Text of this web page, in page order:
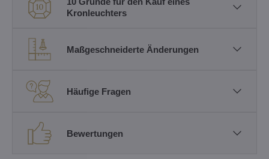
Kronleuchters
Maßgeschneiderte Änderungen
Häufige Fragen
Bewertungen